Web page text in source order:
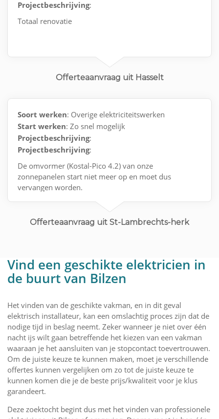
Projectbeschrijving:
Totaal renovatie
Offerteaanvraag uit Hasselt
Soort werken: Overige elektriciteitswerken
Start werken: Zo snel mogelijk
Projectbeschrijving:
Projectbeschrijving:
De omvormer (Kostal-Pico 4.2) van onze
zonnepanelen start niet meer op en moet dus
vervangen worden.
Offerteaanvraag uit St-Lambrechts-herk
Vind een geschikte elektricien in
de buurt van Bilzen
Het vinden van de geschikte vakman, en in dit geval
elektrisch installateur, kan een omslachtig proces zijn dat de
nodige tijd in beslag neemt. Zeker wanneer je niet over één
nacht ijs wilt gaan betreffende het kiezen van een vakman
waaraan je het aansluiten van je stopcontact toevertrouwen.
Om de juiste keuze te kunnen maken, moet je verschillende
offertes kunnen vergelijken om zo tot de juiste keuze te
kunnen komen die je de beste prijs/kwaliteit voor je klus
garandeert.
Deze zoektocht begint dus met het vinden van professionele